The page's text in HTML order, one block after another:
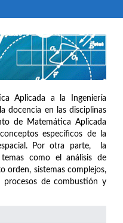
Aplicada a la Ingeniería
docencia en las disciplinas
de Matemática Aplicada
específicos de la
Por otra parte, la
como el análisis de
orden, sistemas complejos,
procesos de combustión y